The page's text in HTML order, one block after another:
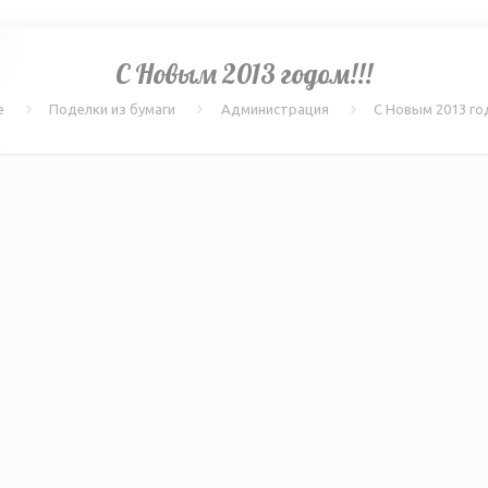
С Новым 2013 годом!!!
Поделки из бумаги Администрация С Новым 2013